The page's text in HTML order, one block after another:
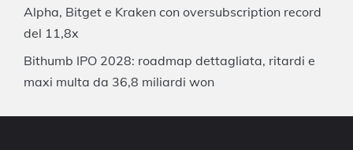
Alpha, Bitget e Kraken con oversubscription record
del 11,8x
Bithumb IPO 2028: roadmap dettagliata, ritardi e
maxi multa da 36,8 miliardi won